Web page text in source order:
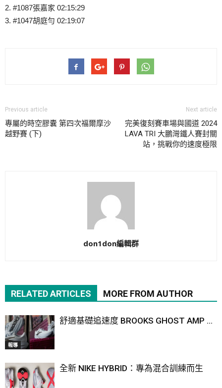
2. #1087張嘉家 02:15:29
3. #1047胡庭勻 02:19:07
Previous article
專屬的時空膠囊 第四次福爾摩沙
越野賽 (下)
Next article
完美復刻賽車場與國道 2024
LAVA TRI 大鵬灣鐵人賽封關
站，挑戰你的速度極限
don1don編輯群
RELATED ARTICLES MORE FROM AUTHOR
報導
舒適基礎追速度 BROOKS GHOST AMP ...
全新 NIKE HYBRID：專為混合訓練而生